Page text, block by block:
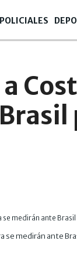
POLICIALES
medirán ante